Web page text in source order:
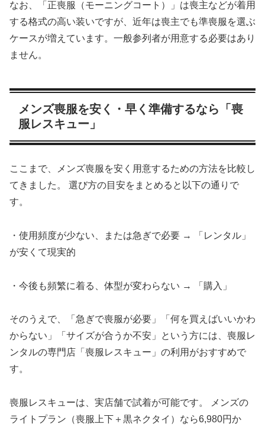
なお、「正喪服（モーニングコート）」は喪主などが着用
する格式の高い装いですが、近年は喪主でも準喪服を選ぶ
ケースが増えています。一般参列者が用意する必要はあり
ません。
メンズ喪服を安く・早く準備するなら「喪
服レスキュー」
ここまで、メンズ喪服を安く用意するための方法を比較し
てきました。 選び方の目安をまとめると以下の通りで
す。
・使用頻度が少ない、または急ぎで必要 → 「レンタル」
が安くて現実的
・今後も頻繁に着る、体型が変わらない → 「購入」
そのうえで、「急ぎで喪服が必要」「何を買えばいいかわ
からない」「サイズが合うか不安」という方には、喪服レ
ンタルの専門店「喪服レスキュー」の利用がおすすめで
す。
喪服レスキューは、実店舗で試着が可能です。 メンズの
ライトプラン（喪服上下＋黒ネクタイ）なら6,980円か